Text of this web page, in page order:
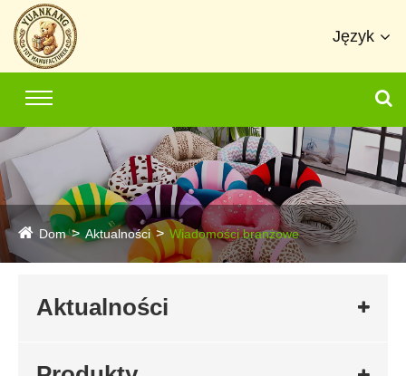
Język
Dom Aktualności Wiadomości branżowe
Aktualności